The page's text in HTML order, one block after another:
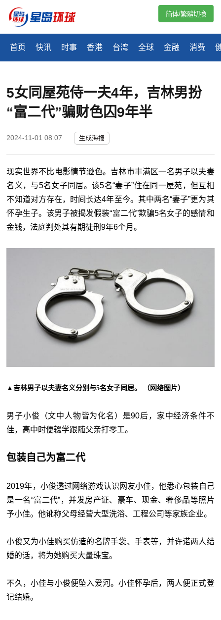
首页 快讯 时事 香港 台湾 全球 金融 消费
简体/繁體切換
5女同屋苑侍一夫4年，吉林男扮
“富二代”骗财色囚9年半
2024-11-01 08:07 生成海报
现实世界不比电影情节逊色。吉林市丰满区一名男子以夫妻
名义，与5名女子同居。该5名“妻子”住在同一屋苑，但互相
不知道对方存在，时间长达4年至今。其中两名“妻子”更为其
怀孕生子。该男子被揭发假装“富二代”欺骗5名女子的感情和
金钱，法庭判处其有期徒刑9年6个月。
▲吉林男子以夫妻名义分别与5名女子同居。 （网络图片）
男子小俊（文中人物皆为化名）是90后，家中经济条件不
佳，高中时便辍学跟随父亲打零工。
包装自己为富二代
2019年，小俊透过网络游戏认识网友小佳，他悉心包装自己
是一名“富二代”，并发房产证、豪车、现金、奢侈品等照片
予小佳。他讹称父母经营大型洗浴、工程公司等家族企业。
小俊又为小佳购买仿造的名牌手袋、手表等，并许诺两人结
婚的话，将为她购买大量珠宝。
不久，小佳与小俊便坠入爱河。小佳怀孕后，两人便正式登
记结婚。